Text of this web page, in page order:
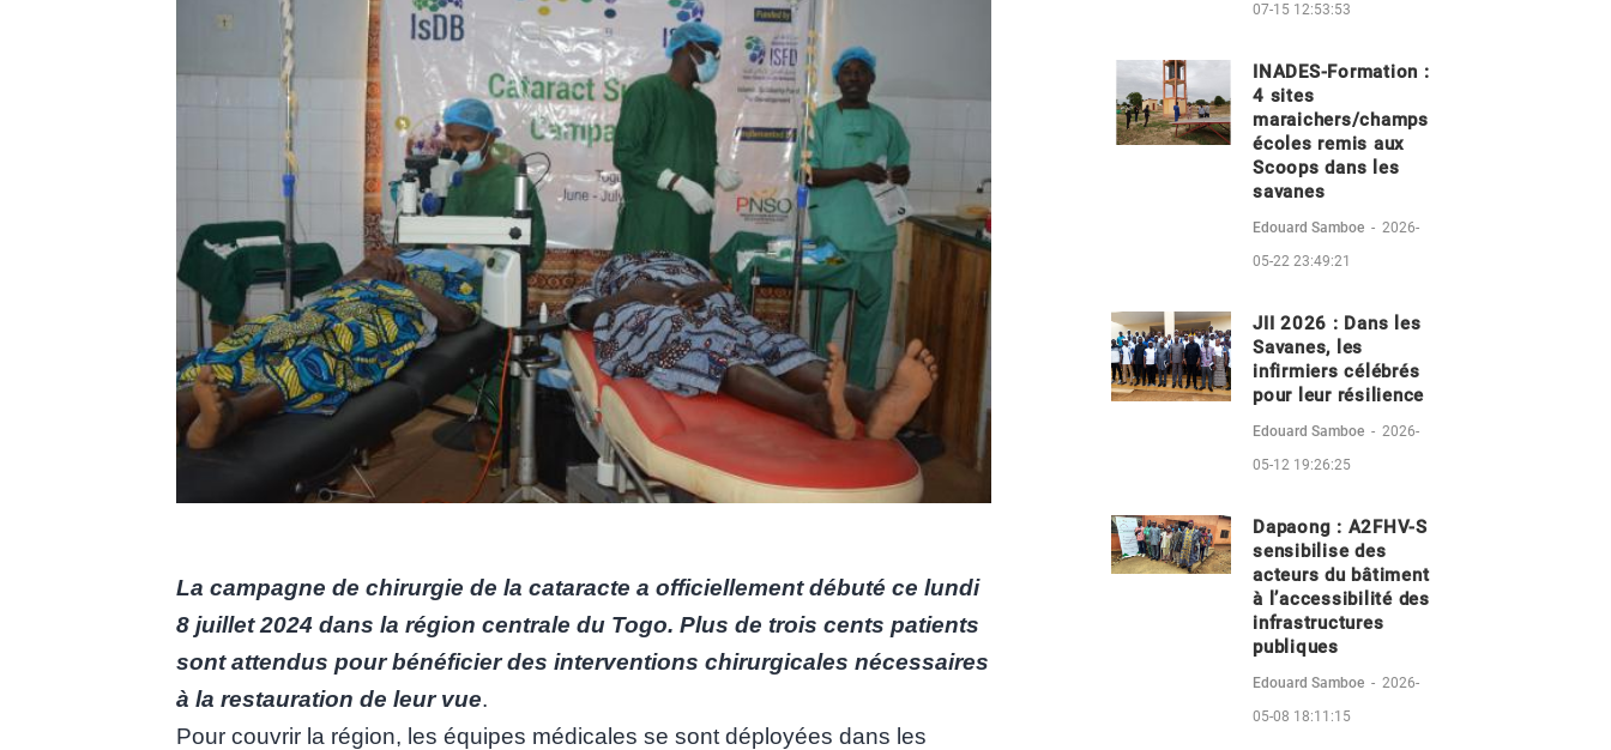
La campagne de chirurgie de la cataracte a officiellement débuté ce lundi
8 juillet 2024 dans la région centrale du Togo. Plus de trois cents patients
sont attendus pour bénéficier des interventions chirurgicales nécessaires
à la restauration de leur vue.
Pour couvrir la région, les équipes médicales se sont déployées dans les
07-15 12:53:53
INADES-Formation :
4 sites
maraichers/champs
écoles remis aux
Scoops dans les
savanes
Edouard Samboe - 2026-
05-22 23:49:21
JII 2026 : Dans les
Savanes, les
infirmiers célébrés
pour leur résilience
Edouard Samboe - 2026-
05-12 19:26:25
Dapaong : A2FHV-S
sensibilise des
acteurs du bâtiment
à l’accessibilité des
infrastructures
publiques
Edouard Samboe - 2026-
05-08 18:11:15